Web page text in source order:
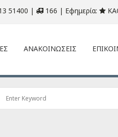
51400 | 166 | Εφημερία:
ΑΝΑΚΟΙΝΩΣΕΙΣ